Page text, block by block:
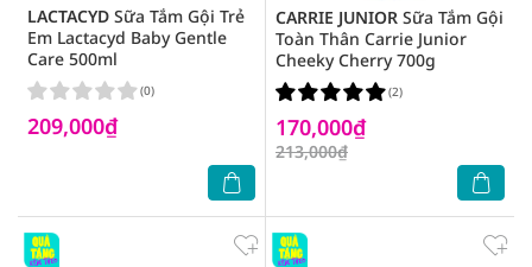
LACTACYD Sữa Tắm Gội Trẻ
Em Lactacyd Baby Gentle
Care 500ml
209,000₫
(0)
CARRIE JUNIOR Sữa Tắm Gội
Toàn Thân Carrie Junior
Cheeky Cherry 700g
170,000₫
213,000₫
(2)